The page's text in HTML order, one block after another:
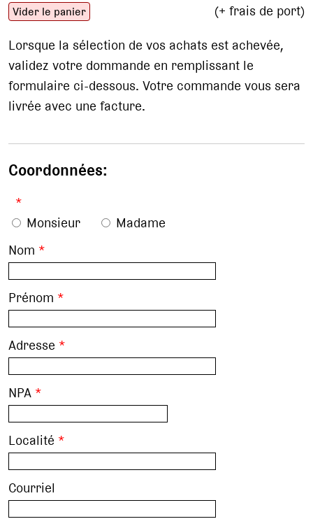
(+ frais de port)
Vider le panier
Lorsque la sélection de vos achats est achevée,
validez votre dommande en remplissant le
formulaire ci-dessous. Votre commande vous sera
livrée avec une facture.
Coordonnées:
*
Monsieur
Madame
Nom *
Prénom *
Adresse *
NPA *
Localité *
Courriel